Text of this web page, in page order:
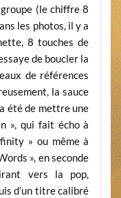
(le chiffre 8
les photos, il y a
8 touches de
de boucler la
de références
la sauce
été de mettre une
», qui fait écho à
» ou même à
», en seconde
vers la pop,
d’un titre calibré